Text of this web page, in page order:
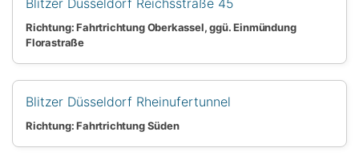
Richtung: Fahrtrichtung Oberkassel, ggü. Einmündung
Florastraße
Blitzer Düsseldorf Rheinufertunnel
Richtung: Fahrtrichtung Süden